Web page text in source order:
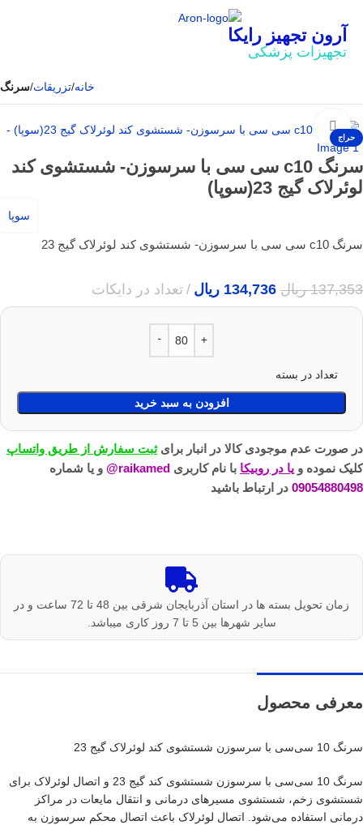
آرون تجهیز رایکا
تجهیزات پزشکی
خانه تزریقات سرنگ
حراج
بزرگنمایی تصویر
سرنگ c10 سی سی با سرسوزن- شستشوی کند
لوئرلاک گیج 23(سوپا)
سوپا
سرنگ c10 سی سی با سرسوزن- شستشوی کند لوئرلاک گیج 23
137,353 ریال 134,736 ریال تعداد در دایکات
تعداد در بسته
افزودن به سبد خرید
در صورت عدم موجودی کالا در انبار برایثبت سفارش از طریق واتساپ
کلیک نموده و یا در روبیکا با نام کاربری raikamed@
و یا شماره
09054880498 در ارتباط باشید
زمان تحویل بسته ها در استان آذربایجان شرقی بین 48 تا 72 ساعت و در
سایر شهرها بین 5 تا 7 روز کاری میباشد.
معرفی محصول
سرنگ 10 سی‌سی با سرسوزن شستشوی کند لوئرلاک گیج 23
سرنگ 10 سی‌سی با سرسوزن شستشوی کند گیج 23 و اتصال لوئرلاک برای
شستشوی زخم، شستشوی مسیرهای درمانی و انتقال مایعات در مراکز
درمانی استفاده می‌شود. اتصال لوئرلاک باعث اتصال محکم سرسوزن به